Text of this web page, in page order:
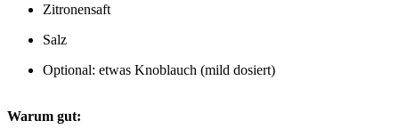
Zitronensaft
Salz
Optional: etwas Knoblauch (mild dosiert)
Warum gut: